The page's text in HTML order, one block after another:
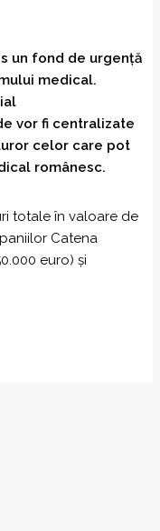
un fond de urgență
medical.
vor fi centralizate
celor care pot
românesc.
totale în valoare de
Catena
euro) și